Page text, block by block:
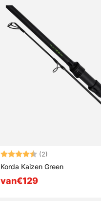
Beoordeling:(2)
Korda Kaizen Green
van€129